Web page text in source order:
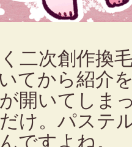
二次創作換
てから紹介
開いてしま
け。パステ
ですよね。